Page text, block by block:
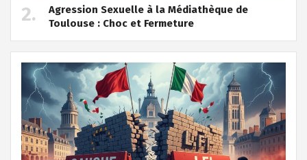
Agression Sexuelle à la Médiathèque de
Toulouse : Choc et Fermeture